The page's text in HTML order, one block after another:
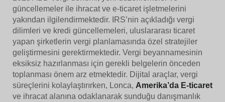
güncellemeler ile ihracat ve e-ticaret işletmelerini
yakından ilgilendirmektedir. IRS’nin açıkladığı vergi
dilimleri ve kredi güncellemeleri, uluslararası ticaret
yapan şirketlerin vergi planlamasında özel stratejiler
geliştirmesini gerektirmektedir. Vergi beyannamesinin
eksiksiz hazırlanması için gerekli belgelerin önceden
toplanması önem arz etmektedir. Dijital araçlar, vergi
süreçlerini kolaylaştırırken, Lonca, Amerika’da E-ticaret
ve ihracat alanına odaklanarak sunduğu danışmanlık